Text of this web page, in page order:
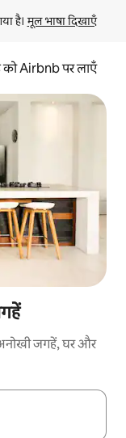
है। मूल भाषा दिखाएँ
Airbnb पर लाएँ
जगहें, घर और
इस्तेमाल करके नेविगेट